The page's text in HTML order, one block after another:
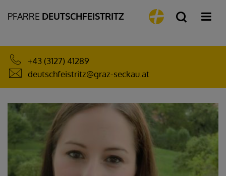
PFARRE DEUTSCHFEISTRITZ
+43 (3127) 41289
deutschfeistritz@graz-seckau.at